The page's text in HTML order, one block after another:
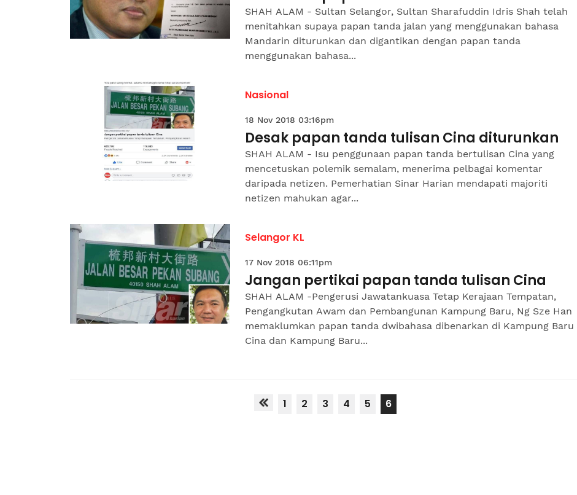
SHAH ALAM - Sultan Selangor, Sultan Sharafuddin Idris Shah telah
menitahkan supaya papan tanda jalan yang menggunakan bahasa
Mandarin diturunkan dan digantikan dengan papan tanda
menggunakan bahasa...
Nasional
18 Nov 2018 03:16pm
Desak papan tanda tulisan Cina diturunkan
SHAH ALAM - Isu penggunaan papan tanda bertulisan Cina yang
mencetuskan polemik semalam, menerima pelbagai komentar
daripada netizen. Pemerhatian Sinar Harian mendapati majoriti
netizen mahukan agar...
Selangor KL
17 Nov 2018 06:11pm
Jangan pertikai papan tanda tulisan Cina
SHAH ALAM -Pengerusi Jawatankuasa Tetap Kerajaan Tempatan,
Pengangkutan Awam dan Pembangunan Kampung Baru, Ng Sze Han
memaklumkan papan tanda dwibahasa dibenarkan di Kampung Baru
Cina dan Kampung Baru...
1 2 3 4 5 6